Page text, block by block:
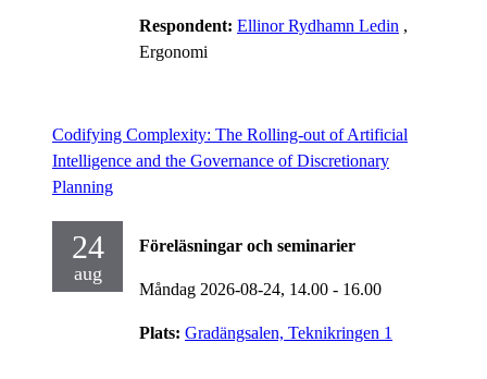
Respondent: Ellinor Rydhamn Ledin ,
Ergonomi
Codifying Complexity: The Rolling-out of Artificial
Intelligence and the Governance of Discretionary
Planning
24
aug
Föreläsningar och seminarier
Måndag 2026-08-24, 14.00 - 16.00
Plats: Gradängsalen, Teknikringen 1